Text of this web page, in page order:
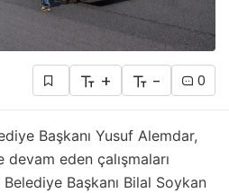
+ - 0
Başkanı Yusuf Alemdar,
devam eden çalışmaları
Başkanı Bilal Soykan